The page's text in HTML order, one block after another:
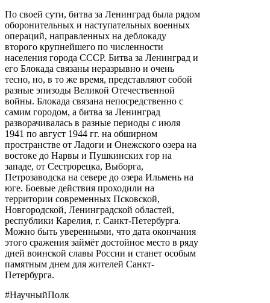
По своей сути, битва за Ленинград была рядом
оборонительных и наступательных военных
операций, направленных на деблокаду
второго крупнейшего по численности
населения города СССР. Битва за Ленинград и
его Блокада связаны неразрывно и очень
тесно, но, в то же время, представляют собой
разные эпизоды Великой Отечественной
войны. Блокада связана непосредственно с
самим городом, а битва за Ленинград
разворачивалась в разные периоды с июля
1941 по август 1944 гг. на обширном
пространстве от Ладоги и Онежского озера на
востоке до Нарвы и Пушкинских гор на
западе, от Сестрорецка, Выборга,
Петрозаводска на севере до озера Ильмень на
юге. Боевые действия проходили на
территории современных Псковской,
Новгородской, Ленинградской областей,
республики Карелия, г. Санкт-Петербурга.
Можно быть уверенными, что дата окончания
этого сражения займёт достойное место в ряду
дней воинской славы России и станет особым
памятным днем для жителей Санкт-
Петербурга.
#НаучныйПолк